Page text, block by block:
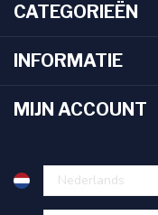
CATEGORIEËN
INFORMATIE
MIJN ACCOUNT